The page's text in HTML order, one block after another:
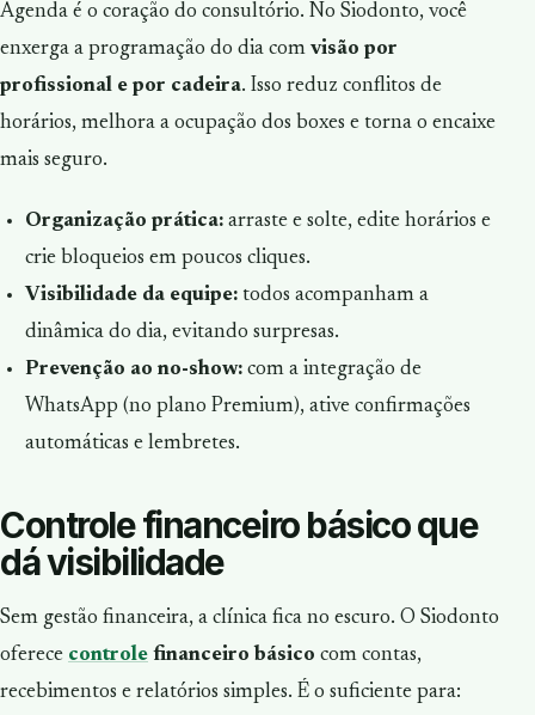
Agenda é o coração do consultório. No Siodonto, você
enxerga a programação do dia com visão por
profissional e por cadeira. Isso reduz conflitos de
horários, melhora a ocupação dos boxes e torna o encaixe
mais seguro.
Organização prática:arraste e solte, edite horários e
crie bloqueios em poucos cliques.
Visibilidade da equipe:todos acompanham a
dinâmica do dia, evitando surpresas.
Prevenção ao no-show:com a integração de
WhatsApp (no plano Premium), ative confirmações
automáticas e lembretes.
Controle financeiro básico que
dá visibilidade
Sem gestão financeira, a clínica fica no escuro. O Siodonto
oferece controle financeiro básico com contas,
recebimentos e relatórios simples. É o suficiente para: